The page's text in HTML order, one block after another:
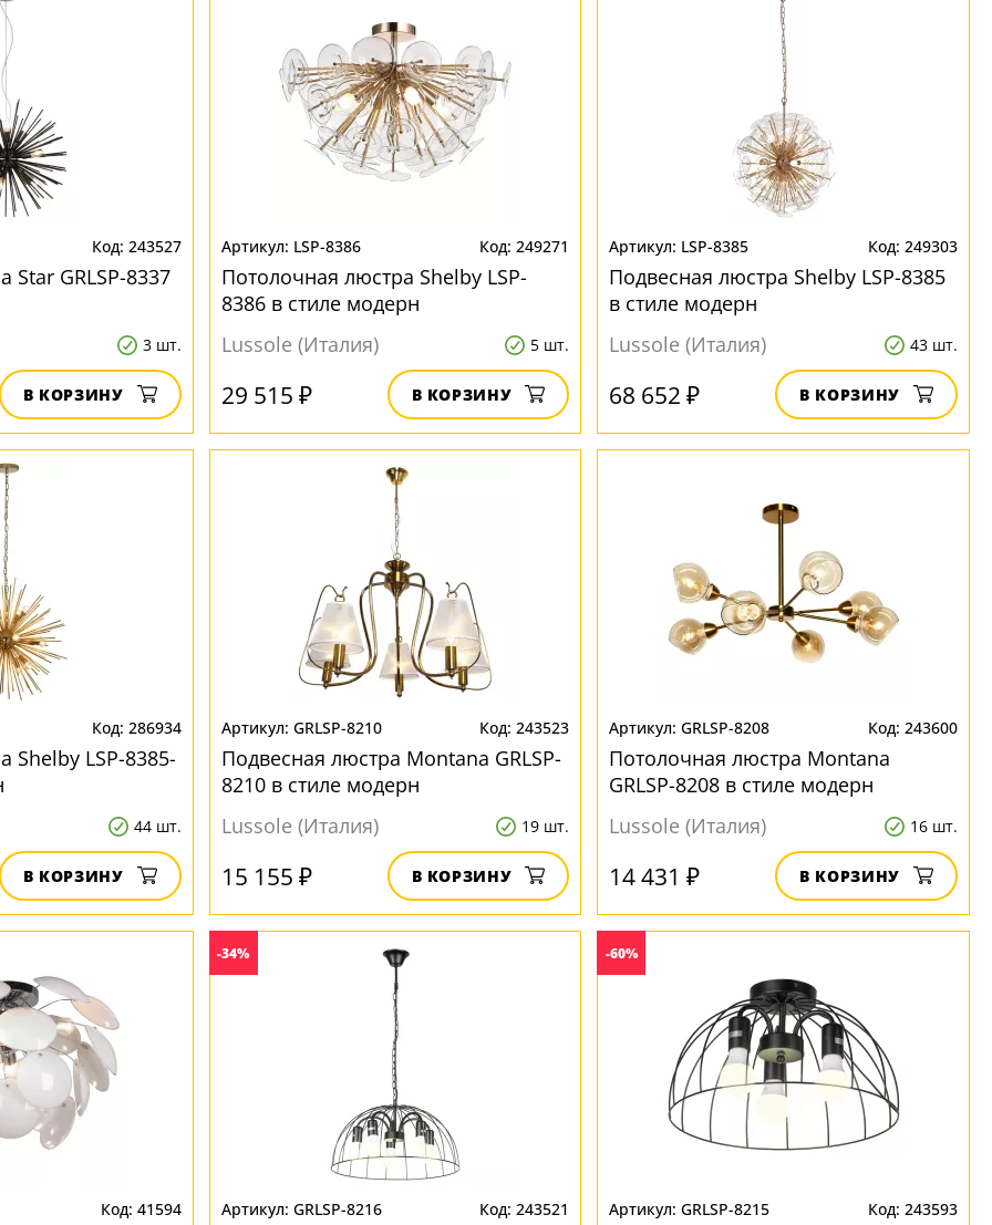
243527
Star GRLSP-8337
3 шт.
В КОРЗИНУ
LSP-8386 249271
Потолочная люстра Shelby LSP-
8386 в стиле модерн
Lussole (Италия)
5 шт.
29 515 ₽ В КОРЗИНУ
LSP-8385 249303
Подвесная люстра Shelby LSP-8385
в стиле модерн
Lussole (Италия)
43 шт.
68 652 ₽ В КОРЗИНУ
286934
Shelby LSP-8385-
44 шт.
В КОРЗИНУ
GRLSP-8210 243523
Подвесная люстра Montana GRLSP-
8210 в стиле модерн
Lussole (Италия)
19 шт.
15 155 ₽ В КОРЗИНУ
GRLSP-8208 243600
Потолочная люстра Montana
GRLSP-8208 в стиле модерн
Lussole (Италия)
16 шт.
14 431 ₽ В КОРЗИНУ
41594
-34%
GRLSP-8216 243521
-60%
GRLSP-8215 243593